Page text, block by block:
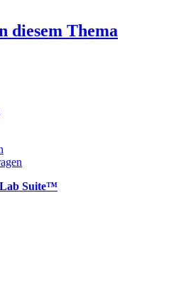
diesem Thema
Suite™